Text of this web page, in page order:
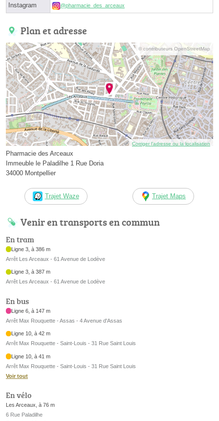
Instagram @pharmacie_des_arceaux
Plan et adresse
© contributeurs OpenStreetMap
Corriger l’adresse ou la localisation
Pharmacie des Arceaux
Immeuble le Paladilhe 1 Rue Doria
34000 Montpellier
Trajet Waze Trajet Maps
Venir en transports en commun
En tram
Ligne 3, à 386 m
Arrêt Les Arceaux - 61 Avenue de Lodève
Ligne 3, à 387 m
Arrêt Les Arceaux - 61 Avenue de Lodève
En bus
Ligne 6, à 147 m
Arrêt Max Rouquette - Assas - 4 Avenue d'Assas
Ligne 10, à 42 m
Arrêt Max Rouquette - Saint-Louis - 31 Rue Saint Louis
Ligne 10, à 41 m
Arrêt Max Rouquette - Saint-Louis - 31 Rue Saint Louis
Voir tout
En vélo
Les Arceaux, à 76 m
6 Rue Paladilhe